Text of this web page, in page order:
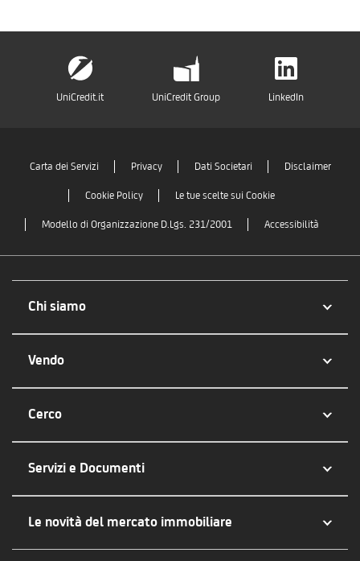
UniCredit.it UniCredit Group LinkedIn
Carta dei Servizi Privacy Dati Societari Disclaimer
Cookie Policy Le tue scelte sui Cookie
Modello di Organizzazione D.Lgs. 231/2001 Accessibilità
Chi siamo
Vendo
Cerco
Servizi e Documenti
Le novità del mercato immobiliare